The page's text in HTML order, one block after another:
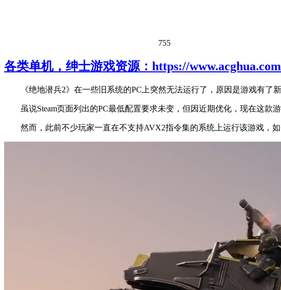
755
各类单机，绅士游戏资源：https://
《绝地潜兵2》在一些旧系统的PC上突然无法运行了，原因是游戏有了
虽说Steam页面列出的PC最低配置要求未变，但因近期优化，现在这款
然而，此前不少玩家一直在不支持AVX2指令集的系统上运行该游戏，如